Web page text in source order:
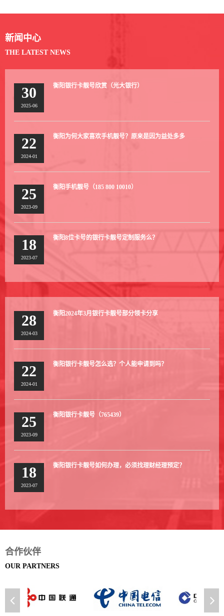
新闻中心
THE LATEST NEWS
30
2025-06
衡阳银行卡靓号欣赏（光大银行）
22
2024-01
衡阳为何大家喜欢手机靓号？原来是因为益处多多
25
2023-09
衡阳手机靓号（185 800 10010）
18
2023-07
衡阳8位卡号的银行卡靓号定制服务么？
28
2024-03
衡阳2024年3月银行卡靓号部分领卡分享
22
2024-01
衡阳银行卡靓号怎么选？个人能申请到吗？
25
2023-09
衡阳银行卡靓号（765439）
18
2023-07
衡阳银行卡靓号如何办理，必须找理财经理预定？
合作伙伴
OUR PARTNERS